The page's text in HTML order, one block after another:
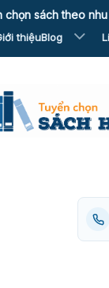
chọn sách theo
thiệuBlog